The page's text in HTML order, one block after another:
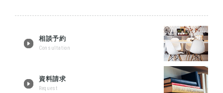
相談予約
Consultation
資料請求
Request